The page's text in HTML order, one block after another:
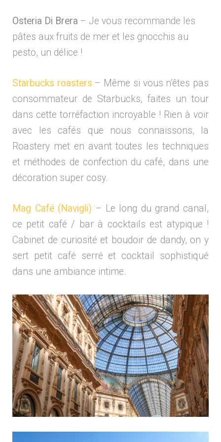
Osteria Di Brera – Je vous recommande les
pâtes aux fruits de mer et les gnocchis au
pesto, un délice !
Starbucks roasters – Même si vous n’êtes pas
consommateur de Starbucks, faites un tour
dans cette torréfaction incroyable ! Rien à voir
avec les cafés que nous connaissons, la
Roastery met en avant toutes les techniques
et méthodes de confection du café, dans une
décoration super cosy.
Mag Café (Navigli) – Le long du grand canal,
ce petit café / bar à cocktails est atypique !
Cabinet de curiosité et boudoir de dandy, on y
sert petit café serré et cocktail sophistiqué
dans une ambiance intime.